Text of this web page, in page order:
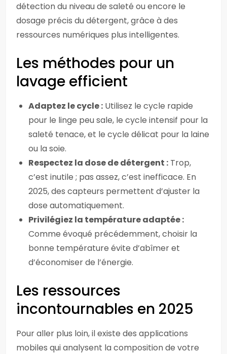
détection du niveau de saleté ou encore le
dosage précis du détergent, grâce à des
ressources numériques plus intelligentes.
Les méthodes pour un
lavage efficient
Adaptez le cycle : Utilisez le cycle rapide
pour le linge peu sale, le cycle intensif pour la
saleté tenace, et le cycle délicat pour la laine
ou la soie.
Respectez la dose de détergent : Trop,
c’est inutile ; pas assez, c’est inefficace. En
2025, des capteurs permettent d’ajuster la
dose automatiquement.
Privilégiez la température adaptée :
Comme évoqué précédemment, choisir la
bonne température évite d’abîmer et
d’économiser de l’énergie.
Les ressources
incontournables en 2025
Pour aller plus loin, il existe des applications
mobiles qui analysent la composition de votre